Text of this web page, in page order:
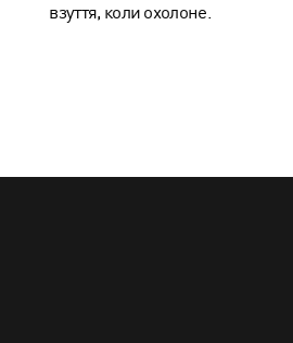
взуття, коли охолоне.